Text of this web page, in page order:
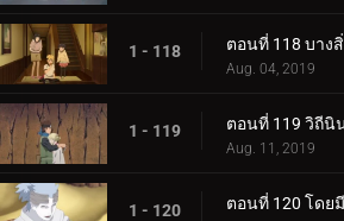
1 - 118
Aug. 04, 2019
1 - 119
Aug. 11, 2019
1 - 120